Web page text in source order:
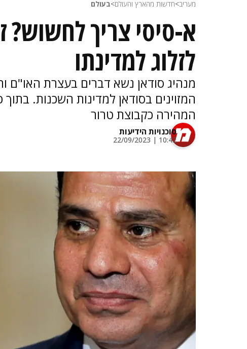
מעריב>חדשות מהארץ והעולם>בעולם
א-סיסי צריך
לזלוג למדינתו
מנהיג סודאן נשא דברים בעצרת האו"ם
המזוינים בסודאן למדינות השכנות.
המהירה כקבוצת טרור
סוכנויות הידיעות
10:42 | 22/09/2023